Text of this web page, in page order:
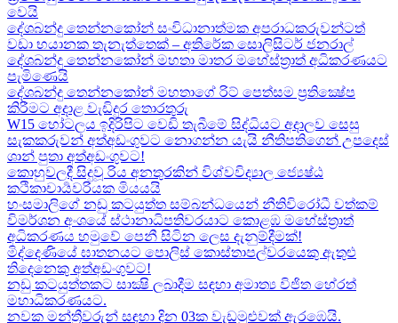
වෙයි
දේශබන්දු තෙන්නකෝන් සංවිධානාත්මක අපරාධකරුවන්ටත්
වඩා භයානක තැනැත්තෙක් – අතිරේක සොලිසිටර් ජනරාල්
දේශබන්දු තෙන්නකෝන් මහතා මාතර මහේස්ත්‍රාත් අධිකරණයට
පැමිණෙයි
දේශබන්දු තෙන්නකෝන් මහතාගේ රිට් පෙත්සම ප්‍රතික්‍ෂේප
කිරීමට අදාළ වැඩිදුර තොරතුරු
W15 හෝටලය ඉදිරිපිට වෙඩි තැබීමේ සිද්ධියට අදාලව​ සෙසු
සැකකරුවන් අත්අඩංගුවට නොගන්න යැයි නීතිපතිගෙන් උපදෙස්
ශාන් පුතා අත්අඩංගුවට!
කොහුවලදී සිදුවූ රිය අනතුරකින් විශ්වවිද්‍යාල ජ්‍යෙෂ්ඨ
කථිකාචාර්‍යවරියක මියයයි
හංසමාලිගේ නඩු කටයුත්ත සම්බන්ධයෙන් නීතිවිරෝධී වත්කම්
විමර්ශන අංශයේ ස්ථානාධිපතිවරයාට කොළඹ මහේස්ත්‍රාත්
අධිකරණය හමුවේ පෙනී සිටින ලෙස දැනුම්දීමක්!
මිද්දෙණියේ ඝාතනයට පොලිස් කොස්තාපල්වරයෙකු ඇතුළු
තිදෙනෙකු අත්අඩංගුවට​!
නඩු කටයුත්තකට සාක්‍ෂි ලබාදීම සඳහා අමාත්‍ය විජිත හේරත්
මහාධිකරණයට​.
නවක මන්ත්‍රීවරුන් සඳහා දින 03ක වැඩමුළුවක් ඇරඹෙයි.